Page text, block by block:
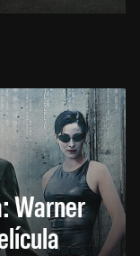
Warner